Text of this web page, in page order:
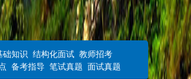
础知识 结构化面试 教师招考
备考指导 笔试真题 面试真题